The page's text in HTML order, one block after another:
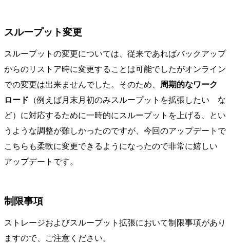
スループット変更
スループットの変更については、従来であればバックアップ
からのリストア時に変更することは可能でしたがオンライン
での変更は出来ませんでした。そのため、 周期的なワーク
ロード （例えば月末月初のみスループットを拡張したい な
ど）に対応するために一時的にスループットを上げる、とい
うような調整が難しかったのですが、今回のアップデートで
こちらも柔軟に変更できるようになったので非常に嬉しい
アップデートです。
制限事項
ストレージおよびスループット拡張において制限事項があり
ますので、ご注意ください。